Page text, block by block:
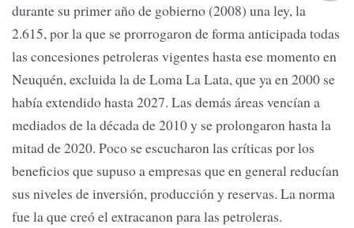
durante su primer año de gobierno (2008) una ley, la
2.615, por la que se prorrogaron de forma anticipada todas
las concesiones petroleras vigentes hasta ese momento en
Neuquén, excluida la de Loma La Lata, que ya en 2000 se
había extendido hasta 2027. Las demás áreas vencían a
mediados de la década de 2010 y se prolongaron hasta la
mitad de 2020. Poco se escucharon las críticas por los
beneficios que supuso a empresas que en general reducían
sus niveles de inversión, producción y reservas. La norma
fue la que creó el extracanon para las petroleras.